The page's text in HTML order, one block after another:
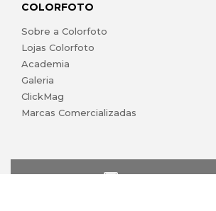
COLORFOTO
Sobre a Colorfoto
Lojas Colorfoto
Academia
Galeria
ClickMag
Marcas Comercializadas
lojaonline@colorfoto.pt